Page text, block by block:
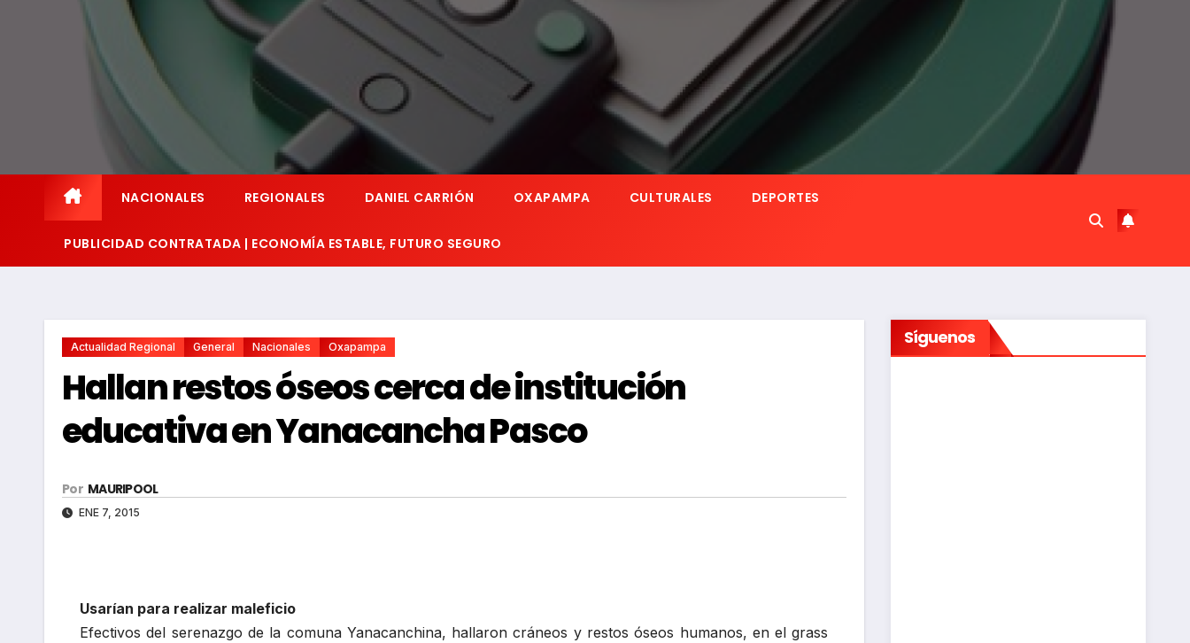
NACIONALES REGIONALES DANIEL CARRIÓN OXAPAMPA CULTURALES DEPORTES
PUBLICIDAD CONTRATADA | ECONOMÍA ESTABLE, FUTURO SEGURO
Actualidad Regional General Nacionales Oxapampa
Hallan restos óseos cerca de institución
educativa en Yanacancha Pasco
Por MAURIPOOL
ENE 7, 2015
Usarían para realizar maleficio
Efectivos del serenazgo de la comuna Yanacanchina, hallaron cráneos y restos óseos humanos, en el grass
Síguenos